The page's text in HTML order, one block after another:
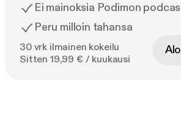
Ei mainoksia Podimon
Peru milloin tahansa
30 vrk ilmainen kokeilu
Sitten 19,99 € / kuukausi